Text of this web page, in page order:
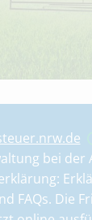
bei der
FAQs. Die